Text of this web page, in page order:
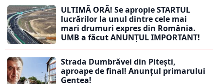
ULTIMĂ ORĂ! Se apropie STARTUL
lucrărilor la unul dintre cele mai
mari drumuri expres din România.
UMB a făcut ANUNȚUL IMPORTANT!
Strada Dumbrăvei din Pitești,
aproape de final! Anunțul primarului
Gentea!